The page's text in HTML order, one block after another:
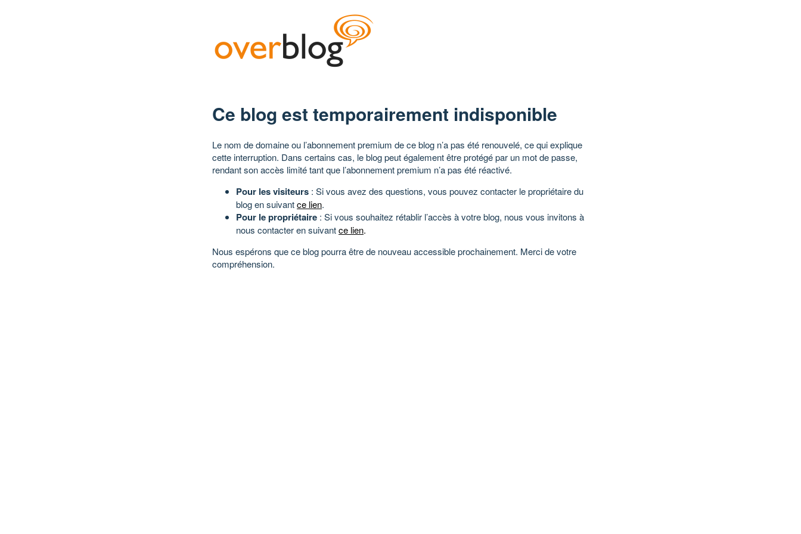
Ce blog est temporairement indisponible
Le nom de domaine ou l’abonnement premium de ce blog n’a pas été renouvelé, ce qui explique
cette interruption. Dans certains cas, le blog peut également être protégé par un mot de passe,
rendant son accès limité tant que l’abonnement premium n’a pas été réactivé.
Pour les visiteurs : Si vous avez des questions, vous pouvez contacter le propriétaire du
blog en suivantce lien.
Pour le propriétaire : Si vous souhaitez rétablir l’accès à votre blog, nous vous invitons à
nous contacter en suivantce lien.
Nous espérons que ce blog pourra être de nouveau accessible prochainement. Merci de votre
compréhension.